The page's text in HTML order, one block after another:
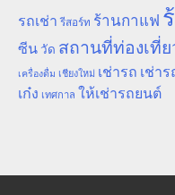
รถเช่า รีสอร์ท ร้านกาแฟ
ซีน วัด สถานที่ท่องเที่ย
เครื่องดื่ม เชียงใหม่ เช่ารถ เช่า
เก๋ง เทศกาล ให้เช่ารถยนต์